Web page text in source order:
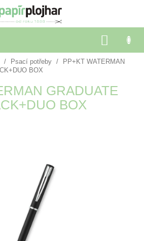
KOŠÍK
/ Psací potřeby /
PP+KT WATERMAN
BOX
GRADUATE
BOX